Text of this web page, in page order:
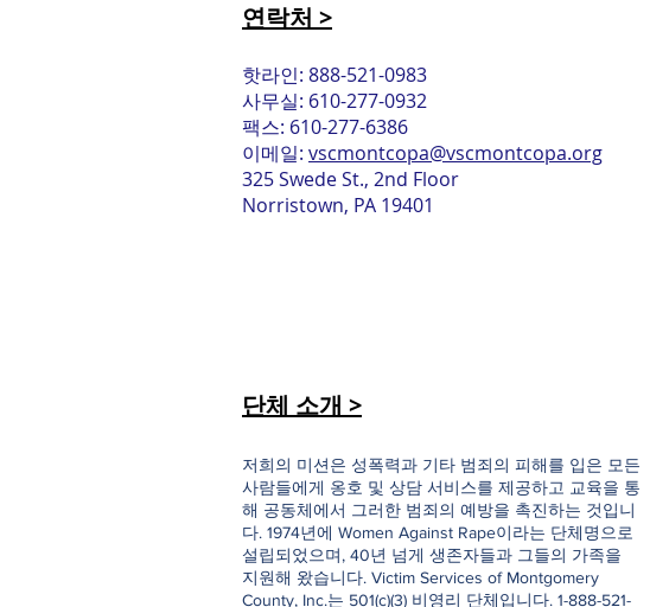
연락처 >
핫라인: 888-521-0983
사무실: 610-277-0932
팩스: 610-277-6386
이메일: vscmontcopa@vscmontcopa.org
325 Swede St., 2nd Floor
Norristown, PA 19401
단체 소개 >
저희의 미션은 성폭력과 기타 범죄의 피해를 입은 모든
사람들에게 옹호 및 상담 서비스를 제공하고 교육을 통
해 공동체에서 그러한 범죄의 예방을 촉진하는 것입니
다. 1974년에 Women Against Rape이라는 단체명으로
설립되었으며, 40년 넘게 생존자들과 그들의 가족을
지원해 왔습니다. Victim Services of Montgomery
County, Inc.는 501(c)(3) 비영리 단체입니다. 1-888-521-